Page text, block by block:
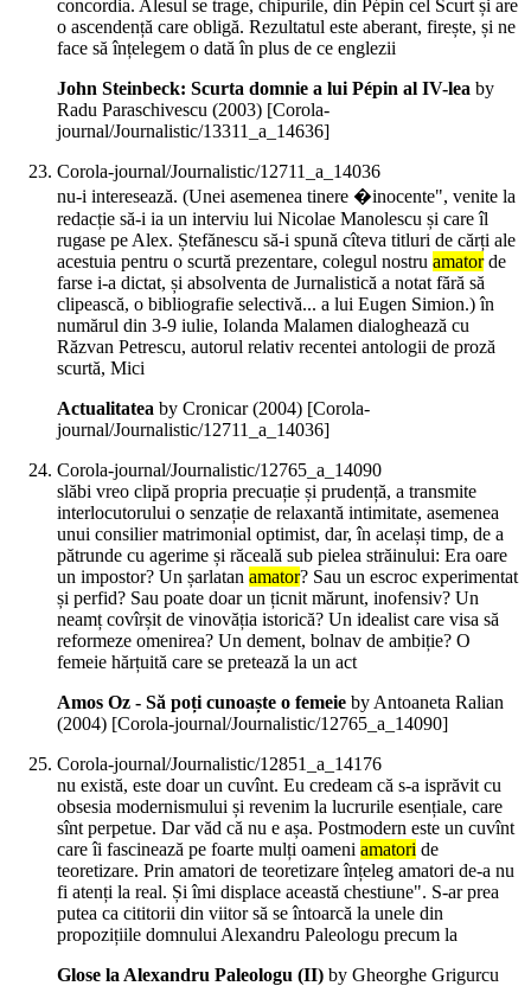
concordia. Alesul se trage, chipurile, din Pépin cel Scurt și are
o ascendență care obligă. Rezultatul este aberant, firește, și ne
face să înțelegem o dată în plus de ce englezii
John Steinbeck: Scurta domnie a lui Pépin al IV-lea by
Radu Paraschivescu (2003) [Corola-
journal/Journalistic/13311_a_14636]
Corola-journal/Journalistic/12711_a_14036
nu-i interesează. (Unei asemenea tinere �inocente", venite la
redacție să-i ia un interviu lui Nicolae Manolescu și care îl
rugase pe Alex. Ștefănescu să-i spună cîteva titluri de cărți ale
acestuia pentru o scurtă prezentare, colegul nostru amatorde
farse i-a dictat, și absolventa de Jurnalistică a notat fără să
clipească, o bibliografie selectivă... a lui Eugen Simion.) în
numărul din 3-9 iulie, Iolanda Malamen dialoghează cu
Răzvan Petrescu, autorul relativ recentei antologii de proză
scurtă, Mici
Actualitatea by Cronicar (2004) [Corola-
journal/Journalistic/12711_a_14036]
Corola-journal/Journalistic/12765_a_14090
slăbi vreo clipă propria precuație și prudență, a transmite
interlocutorului o senzație de relaxantă intimitate, asemenea
unui consilier matrimonial optimist, dar, în același timp, de a
pătrunde cu agerime și răceală sub pielea străinului: Era oare
un impostor? Un șarlatan amator? Sau un escroc experimentat
și perfid? Sau poate doar un țicnit mărunt, inofensiv? Un
neamț covîrșit de vinovăția istorică? Un idealist care visa să
reformeze omenirea? Un dement, bolnav de ambiție? O
femeie hărțuită care se pretează la un act
Amos Oz - Să poți cunoaște o femeie by Antoaneta Ralian
(2004) [Corola-journal/Journalistic/12765_a_14090]
Corola-journal/Journalistic/12851_a_14176
nu există, este doar un cuvînt. Eu credeam că s-a isprăvit cu
obsesia modernismului și revenim la lucrurile esențiale, care
sînt perpetue. Dar văd că nu e așa. Postmodern este un cuvînt
care îi fascinează pe foarte mulți oameni amatori de
teoretizare. Prin amatori de teoretizare înțeleg amatori de-a nu
fi atenți la real. Și îmi displace această chestiune". S-ar prea
putea ca cititorii din viitor să se întoarcă la unele din
propozițiile domnului Alexandru Paleologu precum la
Glose la Alexandru Paleologu (II) by Gheorghe Grigurcu